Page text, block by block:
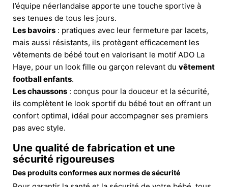
l’équipe néerlandaise apporte une touche sportive à
ses tenues de tous les jours.
Les bavoirs : pratiques avec leur fermeture par lacets,
mais aussi résistants, ils protègent efficacement les
vêtements de bébé tout en valorisant le motif ADO La
Haye, pour un look fille ou garçon relevant du vêtement
football enfants.
Les chaussons : conçus pour la douceur et la sécurité,
ils complètent le look sportif du bébé tout en offrant un
confort optimal, idéal pour accompagner ses premiers
pas avec style.
Une qualité de fabrication et une
sécurité rigoureuses
Des produits conformes aux normes de sécurité